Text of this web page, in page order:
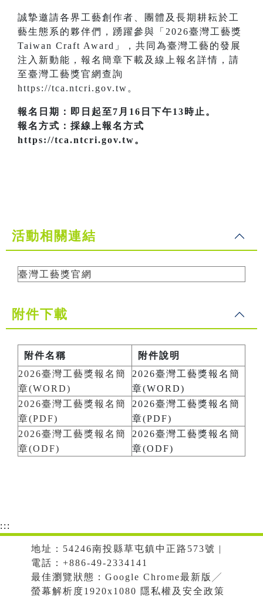
誠摯邀請各界工藝創作者、團體及長期耕耘於工
藝生態系的夥伴們，踴躍參與「2026臺灣工藝獎
Taiwan Craft Award」，共同為臺灣工藝的發展
注入新動能，報名簡章下載及線上報名詳情，請
至臺灣工藝獎官網查詢
https://tca.ntcri.gov.tw。
報名日期：即日起至7月16日下午13時止。
報名方式：採線上報名方式
https://tca.ntcri.gov.tw。
活動相關連結
臺灣工藝獎官網
附件下載
附件名稱
附件說明
2026臺灣工藝獎報名簡
章(WORD)
2026臺灣工藝獎報名簡
章(WORD)
2026臺灣工藝獎報名簡
章(PDF)
2026臺灣工藝獎報名簡
章(PDF)
2026臺灣工藝獎報名簡
章(ODF)
2026臺灣工藝獎報名簡
章(ODF)
:::
地址：54246南投縣草屯鎮中正路573號 |
電話：+886-49-2334141
最佳瀏覽狀態：Google Chrome最新版╱
螢幕解析度1920x1080 隱私權及安全政策